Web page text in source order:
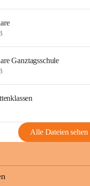
Ganztagsschule
Alle Dateien sehen